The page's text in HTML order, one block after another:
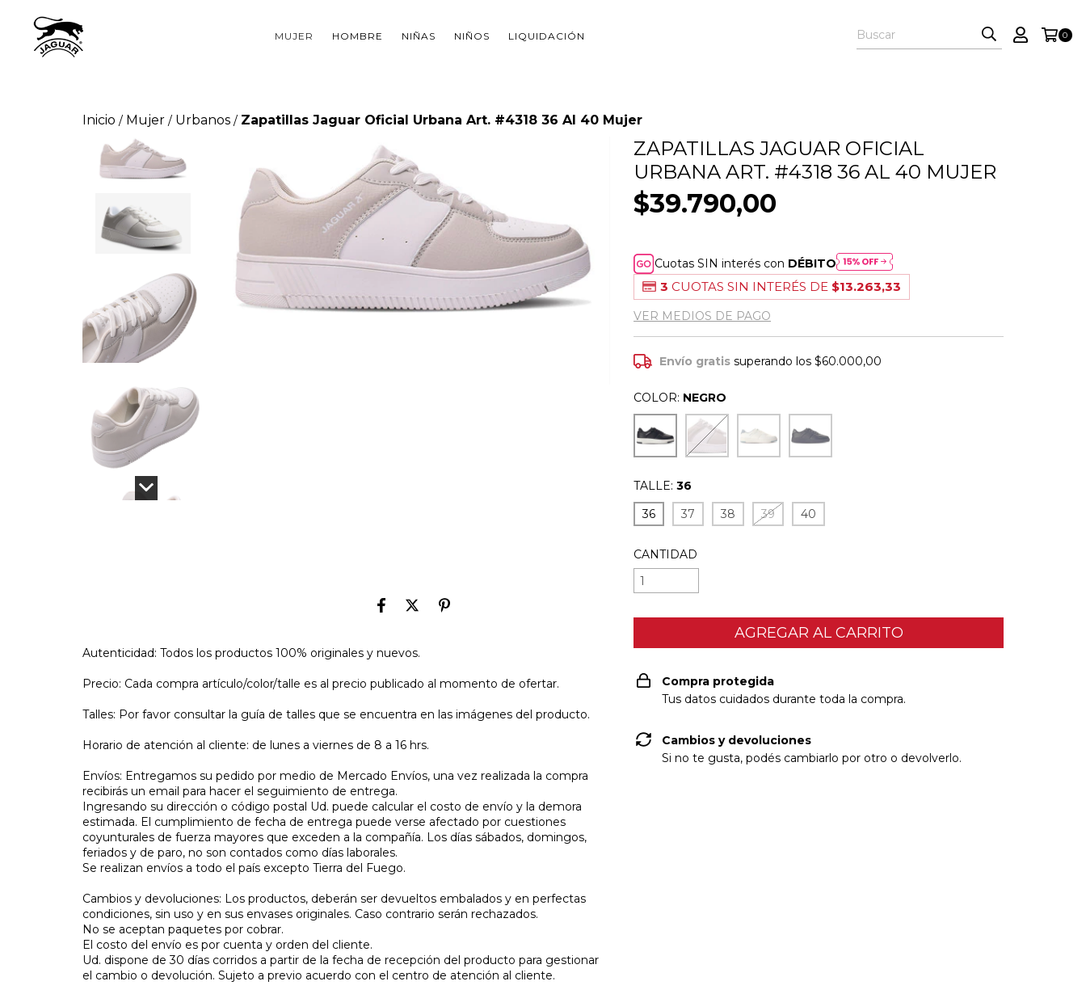
MUJER HOMBRE NIÑAS NIÑOS LIQUIDACIÓN 0
Inicio / Mujer / Urbanos / Zapatillas Jaguar Oficial Urbana Art. #4318 36 Al 40 Mujer
Autenticidad: Todos los productos 100% originales y nuevos.
Precio: Cada compra artículo/color/talle es al precio publicado al momento de ofertar.
Talles: Por favor consultar la guía de talles que se encuentra en las imágenes del producto.
Horario de atención al cliente: de lunes a viernes de 8 a 16 hrs.
Envíos: Entregamos su pedido por medio de Mercado Envíos, una vez realizada la compra
recibirás un email para hacer el seguimiento de entrega.
Ingresando su dirección o código postal Ud. puede calcular el costo de envío y la demora
estimada. El cumplimiento de fecha de entrega puede verse afectado por cuestiones
coyunturales de fuerza mayores que exceden a la compañía. Los días sábados, domingos,
feriados y de paro, no son contados como días laborales.
Se realizan envíos a todo el país excepto Tierra del Fuego.
Cambios y devoluciones: Los productos, deberán ser devueltos embalados y en perfectas
condiciones, sin uso y en sus envases originales. Caso contrario serán rechazados.
No se aceptan paquetes por cobrar.
El costo del envío es por cuenta y orden del cliente.
Ud. dispone de 30 días corridos a partir de la fecha de recepción del producto para gestionar
el cambio o devolución. Sujeto a previo acuerdo con el centro de atención al cliente.
ZAPATILLAS JAGUAR OFICIAL
URBANA ART. #4318 36 AL 40 MUJER
$39.790,00
Cuotas SIN interés con DÉBITO
3 CUOTAS SIN INTERÉS DE $13.263,33
VER MEDIOS DE PAGO
Envío gratis superando los$60.000,00
COLOR: NEGRO
TALLE: 36
36
37 38 39 40
CANTIDAD
Compra protegida
Tus datos cuidados durante toda la compra.
Cambios y devoluciones
Si no te gusta, podés cambiarlo por otro o devolverlo.